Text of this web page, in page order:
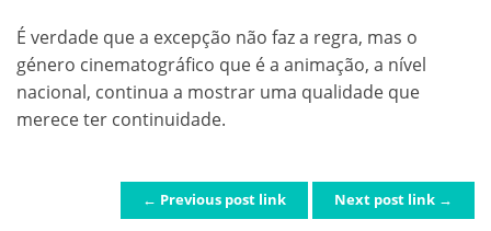
É verdade que a excepção não faz a regra, mas o
género cinematográfico que é a animação, a nível
nacional, continua a mostrar uma qualidade que
merece ter continuidade.
POST NAVIGATION
← Previous post link Next post link →